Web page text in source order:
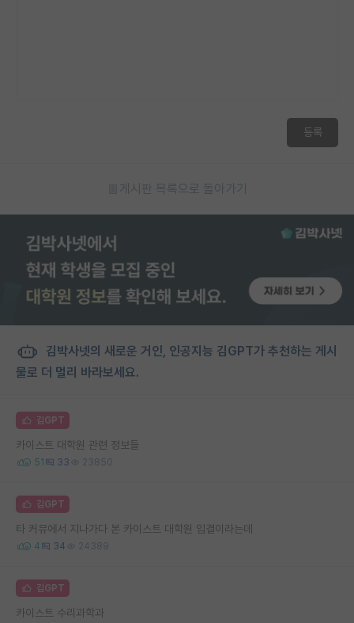
등록
게시판 목록으로 돌아가기
김박사넷의 새로운 거인, 인공지능 김GPT가 추천하는 게시
물로 더 멀리 바라보세요.
김GPT
카이스트 대학원 관련 정보들
51 33 23850
김GPT
타 커뮤에서 지나가다 본 카이스트 대학원 입결이라는데
4 34 24389
김GPT
카이스트 수리과학과